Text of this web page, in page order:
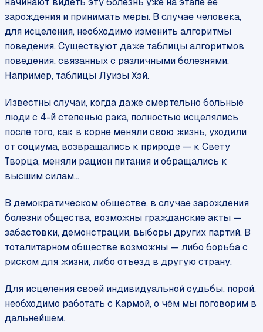
зарождения и принимать меры. В случае человека,
для исцеления, необходимо изменить алгоритмы
поведения. Существуют даже таблицы алгоритмов
поведения, связанных с различными болезнями.
Например, таблицы Луизы Хэй.
Известны случаи, когда даже смертельно больные
люди с 4-й степенью рака, полностью исцелялись
после того, как в корне меняли свою жизнь, уходили
от социума, возвращались к природе — к Свету
Творца, меняли рацион питания и обращались к
высшим силам…
В демократическом обществе, в случае зарождения
болезни общества, возможны гражданские акты —
забастовки, демонстрации, выборы других партий. В
тоталитарном обществе возможны — либо борьба с
риском для жизни, либо отъезд в другую страну.
Для исцеления своей индивидуальной судьбы, порой,
необходимо работать с Кармой, о чём мы поговорим в
дальнейшем.